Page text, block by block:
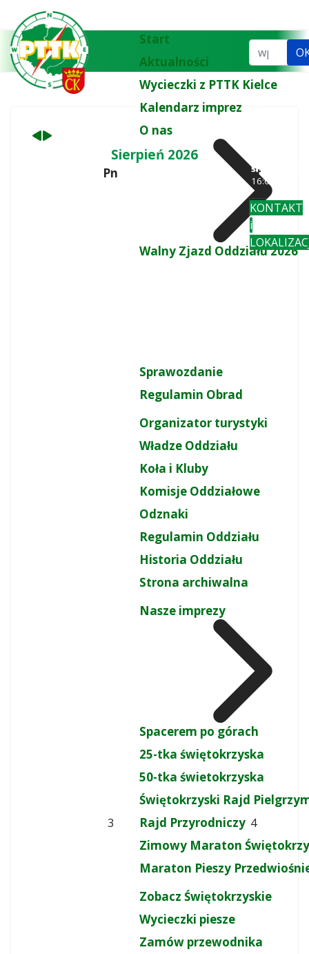
Start
Aktualności
Wycieczki z PTTK Kielce
Kalendarz imprez
O nas
Walny Zjazd Oddziału 2026
Sprawozdanie
Regulamin Obrad
Organizator turystyki
Władze Oddziału
Koła i Kluby
Komisje Oddziałowe
Odznaki
Regulamin Oddziału
Historia Oddziału
Strona archiwalna
Nasze imprezy
Spacerem po górach
25-tka świętokrzyska
50-tka świetokrzyska
Świętokrzyski Rajd
Rajd Przyrodniczy
Zimowy Maraton
Maraton Pieszy
Zobacz Świętokrzyskie
Wycieczki piesze
Zamów przewodnika
Szukaj...
śr-pi
16:00
KONTAKT
i
miesiąc
miesiąc
Sierpień 2026
Pn Wt
3 4